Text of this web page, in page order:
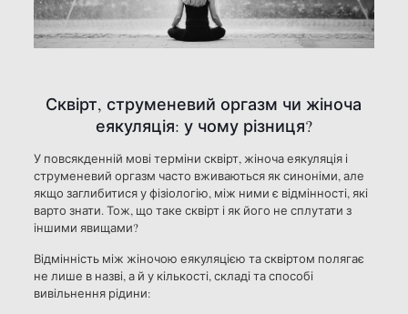
Сквірт, струменевий оргазм чи жіноча
еякуляція: у чому різниця?
У повсякденній мові терміни сквірт, жіноча еякуляція і
струменевий оргазм часто вживаються як синоніми, але
якщо заглибитися у фізіологію, між ними є відмінності, які
варто знати. Тож, що таке сквірт і як його не сплутати з
іншими явищами?
Відмінність між жіночою еякуляцією та сквіртом полягає
не лише в назві, а й у кількості, складі та способі
вивільнення рідини: